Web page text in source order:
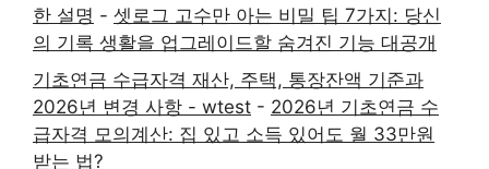
한 설명 - 셋로그 고수만 아는 비밀 팁 7가지: 당신
의 기록 생활을 업그레이드할 숨겨진 기능 대공개
기초연금 수급자격 재산, 주택, 통장잔액 기준과
2026년 변경 사항 - wtest - 2026년 기초연금 수
급자격 모의계산: 집 있고 소득 있어도 월 33만원
받는 법?